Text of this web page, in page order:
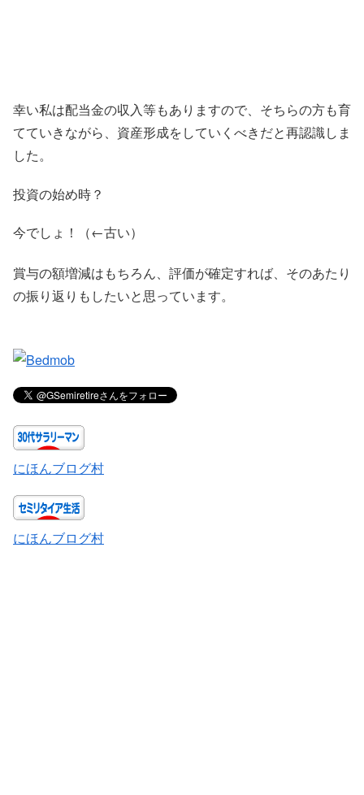
幸い私は配当金の収入等もありますので、そちらの方も育
てていきながら、資産形成をしていくべきだと再認識しま
した。
投資の始め時？
今でしょ！（←古い）
賞与の額増減はもちろん、評価が確定すれば、そのあたり
の振り返りもしたいと思っています。
にほんブログ村
にほんブログ村